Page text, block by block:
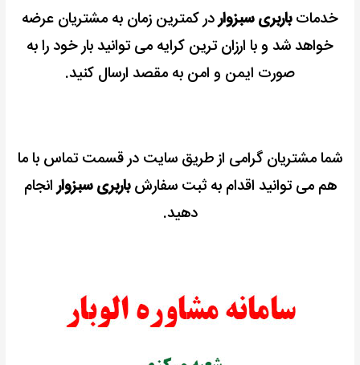
خدماتباربری سبزواردر کمترین زمان به مشتریان عرضه
خواهد شد و با ارزان ترین کرایه می توانید بار خود را به
صورت ایمن و امن به مقصد ارسال کنید.
شما مشتریان گرامی از طریق سایت در قسمت تماس با ما
هم می توانید اقدام به ثبت سفارشباربری سبزوارانجام
دهید.